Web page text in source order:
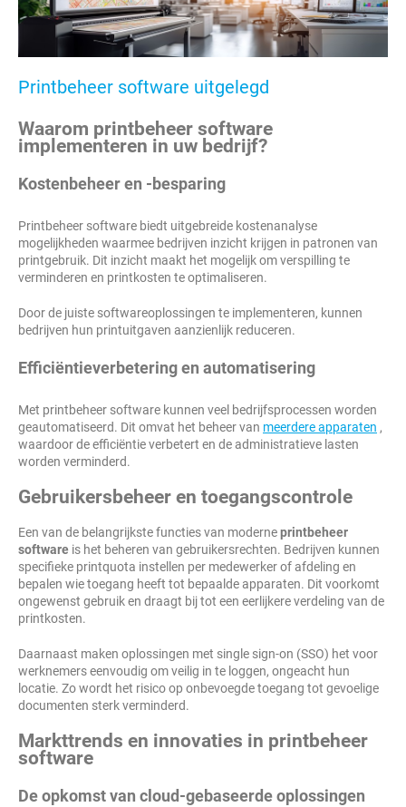
Printbeheer software uitgelegd
Waarom printbeheer software
implementeren in uw bedrijf?
Kostenbeheer en -besparing
Printbeheer software biedt uitgebreide kostenanalyse
mogelijkheden waarmee bedrijven inzicht krijgen in patronen van
printgebruik. Dit inzicht maakt het mogelijk om verspilling te
verminderen en printkosten te optimaliseren.
Door de juiste softwareoplossingen te implementeren, kunnen
bedrijven hun printuitgaven aanzienlijk reduceren.
Efficiëntieverbetering en automatisering
Met printbeheer software kunnen veel bedrijfsprocessen worden
geautomatiseerd. Dit omvat het beheer van meerdere apparaten ,
waardoor de efficiëntie verbetert en de administratieve lasten
worden verminderd.
Gebruikersbeheer en toegangscontrole
Een van de belangrijkste functies van moderneprintbeheer
software is het beheren van gebruikersrechten. Bedrijven kunnen
specifieke printquota instellen per medewerker of afdeling en
bepalen wie toegang heeft tot bepaalde apparaten. Dit voorkomt
ongewenst gebruik en draagt bij tot een eerlijkere verdeling van de
printkosten.
Daarnaast maken oplossingen met single sign-on (SSO) het voor
werknemers eenvoudig om veilig in te loggen, ongeacht hun
locatie. Zo wordt het risico op onbevoegde toegang tot gevoelige
documenten sterk verminderd.
Markttrends en innovaties in printbeheer
software
De opkomst van cloud-gebaseerde oplossingen